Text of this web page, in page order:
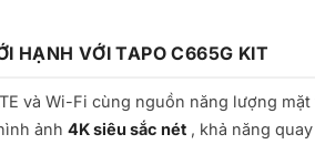
HẠNH VỚI TAPO C665G KIT
và Wi-Fi cùng nguồn năng lượng
ảnh 4K siêu sắc nét , khả năng